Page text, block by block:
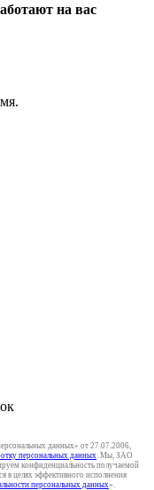
на вас
данных» от 27.07.2006,
персональных данных . Мы, ЗАО
конфиденциальность получаемой
в целях эффективного исполнения
персональных данных».